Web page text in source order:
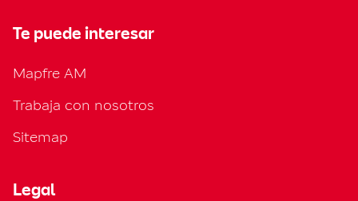
Te puede interesar
Mapfre AM
Trabaja con nosotros
Sitemap
Legal